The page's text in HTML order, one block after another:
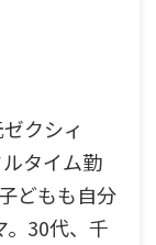
クシィ
タイム勤
どもも自分
。30代、千